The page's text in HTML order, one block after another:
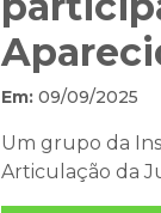
Em:09/09/2025
Um grupo da
Articulação da